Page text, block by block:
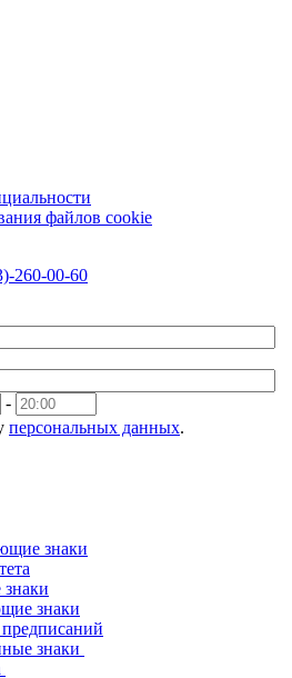
файлов cookie
260-00-60
-
персональных данных.
знаки
знаки
знаки